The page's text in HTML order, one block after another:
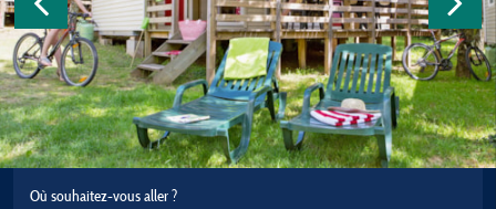
Où souhaitez-vous aller ?